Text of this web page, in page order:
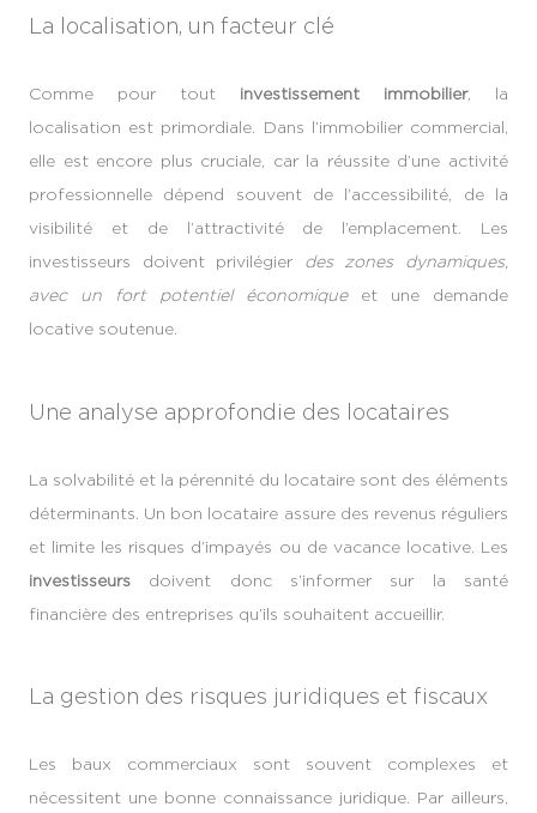
La localisation, un facteur clé
Comme pour tout investissement immobilier, la
localisation est primordiale. Dans l’immobilier commercial,
elle est encore plus cruciale, car la réussite d’une activité
professionnelle dépend souvent de l’accessibilité, de la
visibilité et de l’attractivité de l’emplacement. Les
investisseurs doivent privilégier des zones dynamiques,
avec un fort potentiel économiqueet une demande
locative soutenue.
Une analyse approfondie des locataires
La solvabilité et la pérennité du locataire sont des éléments
déterminants. Un bon locataire assure des revenus réguliers
et limite les risques d’impayés ou de vacance locative. Les
investisseurs doivent donc s’informer sur la santé
financière des entreprises qu’ils souhaitent accueillir.
La gestion des risques juridiques et fiscaux
Les baux commerciaux sont souvent complexes et
nécessitent une bonne connaissance juridique. Par ailleurs,